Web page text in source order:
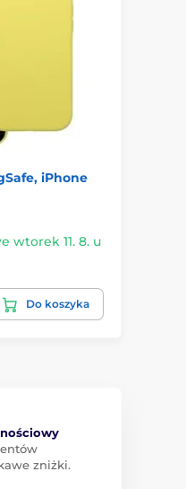
iPhone
wtorek 11. 8. u
Do koszyka
zniżki.